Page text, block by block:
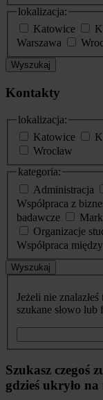
lokalizacja:
Katowice
Warszawa
Wyszukaj
Kontakty
lokalizacja:
Katowice
Wrocław
kategoria:
Administracja
Współpraca z
badawcze
Organizacje
Współpraca
Wyszukaj
Jeżeli nie
szukane słowo lub
Szukasz czegoś
gdzieś ukryło